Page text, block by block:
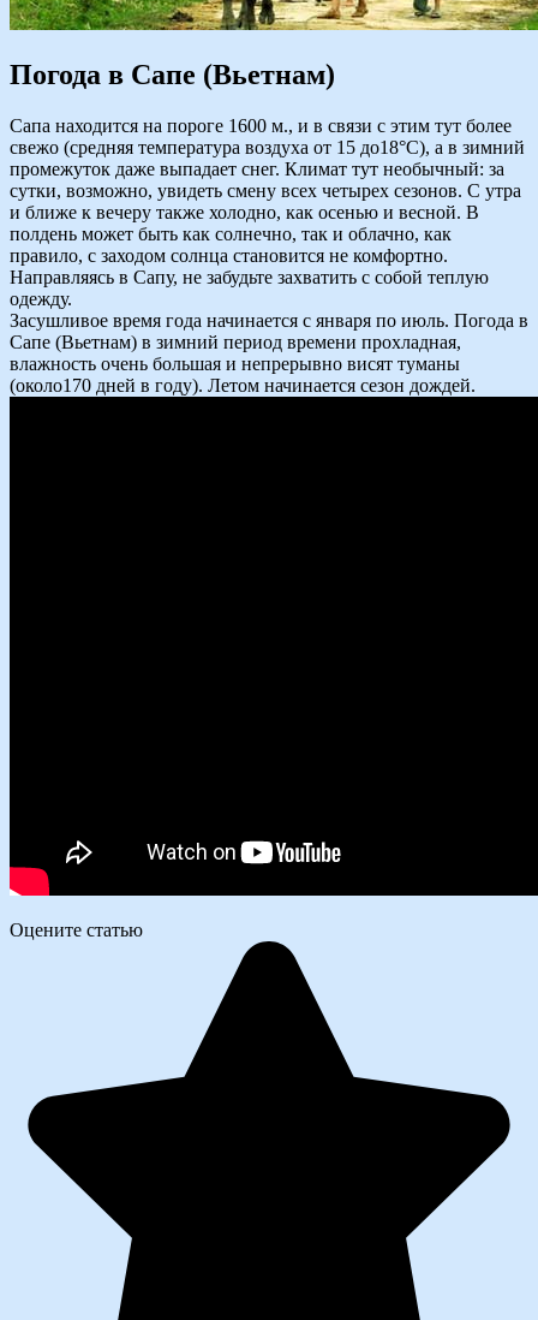
Погода в Сапе (Вьетнам)
Сапа находится на пороге 1600 м., и в связи с этим тут более
свежо (средняя температура воздуха от 15 до18°С), а в зимний
промежуток даже выпадает снег. Климат тут необычный: за
сутки, возможно, увидеть смену всех четырех сезонов. С утра
и ближе к вечеру также холодно, как осенью и весной. В
полдень может быть как солнечно, так и облачно, как
правило, с заходом солнца становится не комфортно.
Направляясь в Сапу, не забудьте захватить с собой теплую
одежду.
Засушливое время года начинается с января по июль. Погода в
Сапе (Вьетнам) в зимний период времени прохладная,
влажность очень большая и непрерывно висят туманы
(около170 дней в году). Летом начинается сезон дождей.
Оцените статью